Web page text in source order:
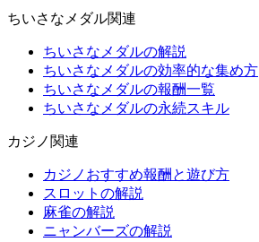
ちいさなメダル関連
ちいさなメダルの解説
ちいさなメダルの効率的な集め方
ちいさなメダルの報酬一覧
ちいさなメダルの永続スキル
カジノ関連
カジノおすすめ報酬と遊び方
スロットの解説
麻雀の解説
ニャンバーズの解説